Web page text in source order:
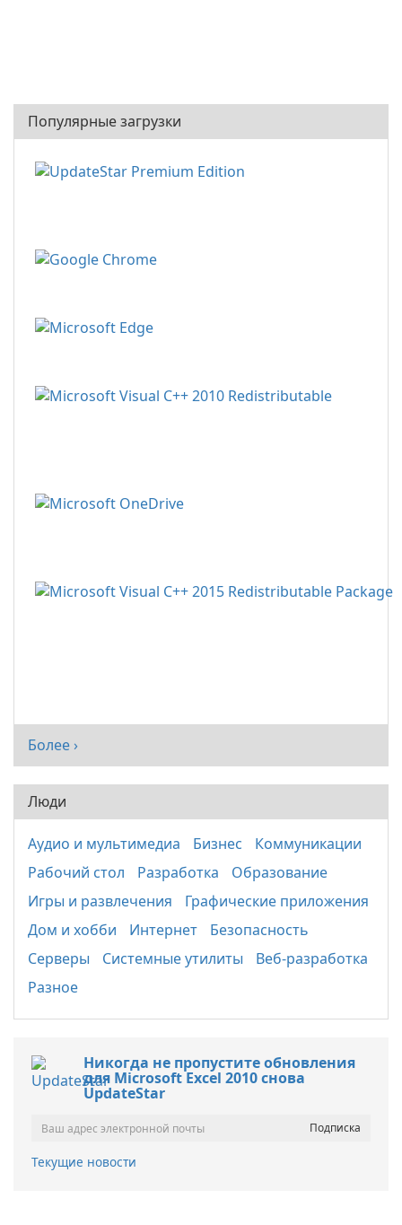
Популярные загрузки
Более ›
Люди
Аудио и мультимедиа Бизнес
Коммуникации
Рабочий стол
Разработка
Образование
Игры и развлечения
Графические приложения
Дом и хобби
Интернет
Безопасность
Серверы
Системные утилиты
Веб-разработка
Разное
Никогда не пропустите обновления
для Microsoft Excel 2010 снова
UpdateStar
Текущие новости